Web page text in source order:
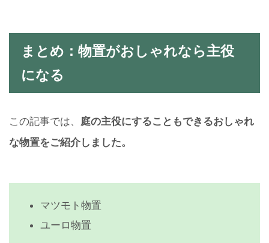
まとめ：物置がおしゃれなら主役
になる
この記事では、 庭の主役にすることもできるおしゃれ
な物置をご紹介しました。
マツモト物置
ユーロ物置